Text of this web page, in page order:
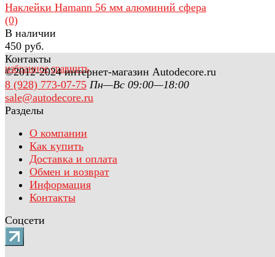
избранное сравнить
Наклейки Hamann 56 мм алюминий сфера
(0)
В наличии
450 руб.
Контакты
©2012-2024 интернет-магазин Autodecore.ru
8 (928) 773-07-75 Пн—Вс 09:00—18:00
sale@autodecore.ru
Разделы
О компании
Как купить
Доставка и оплата
Обмен и возврат
Информация
Контакты
Соцсети